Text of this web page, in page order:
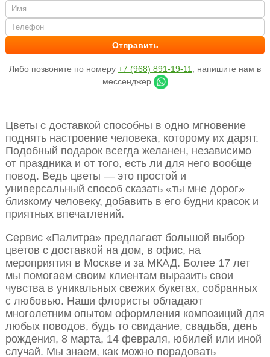
Либо позвоните по номеру +7 (968) 891-19-11
, напишите нам в
мессенджер
Цветы с доставкой способны в одно мгновение
поднять настроение человека, которому их дарят.
Подобный подарок всегда желанен, независимо
от праздника и от того, есть ли для него вообще
повод. Ведь цветы — это простой и
универсальный способ сказать «ты мне дорог»
близкому человеку, добавить в его будни красок и
приятных впечатлений.
Сервис «Палитра» предлагает большой выбор
цветов с доставкой на дом, в офис, на
мероприятия в Москве и за МКАД. Более 17 лет
мы помогаем своим клиентам выразить свои
чувства в уникальных свежих букетах, собранных
с любовью. Наши флористы обладают
многолетним опытом оформления композиций для
любых поводов, будь то свидание, свадьба, день
рождения, 8 марта, 14 февраля, юбилей или иной
случай. Мы знаем, как можно порадовать